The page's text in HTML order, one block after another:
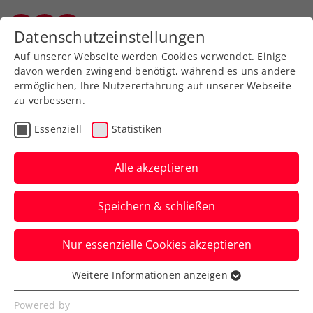
Zurück zur Newsübersicht
Turniere
Upper Austria Ladies
Linz: Top 3 und
Pavlyuchenkova im
Halbfinale
Damit kommt es am Semifinaltag des
WTA-Turniers zu besonders
hochkarätigen Aufeinandertreffen.
Datenschutzeinstellungen
Auf unserer Webseite werden Cookies verwendet. Einige
davon werden zwingend benötigt, während es uns andere
ermöglichen, Ihre Nutzererfahrung auf unserer Webseite
zu verbessern.
Essenziell Statistiken
Alle akzeptieren
Speichern & schließen
Nur essenzielle Cookies akzeptieren
Essenziell
Essenzielle Cookies werden für grundlegende
Weitere Informationen anzeigen
Powered by